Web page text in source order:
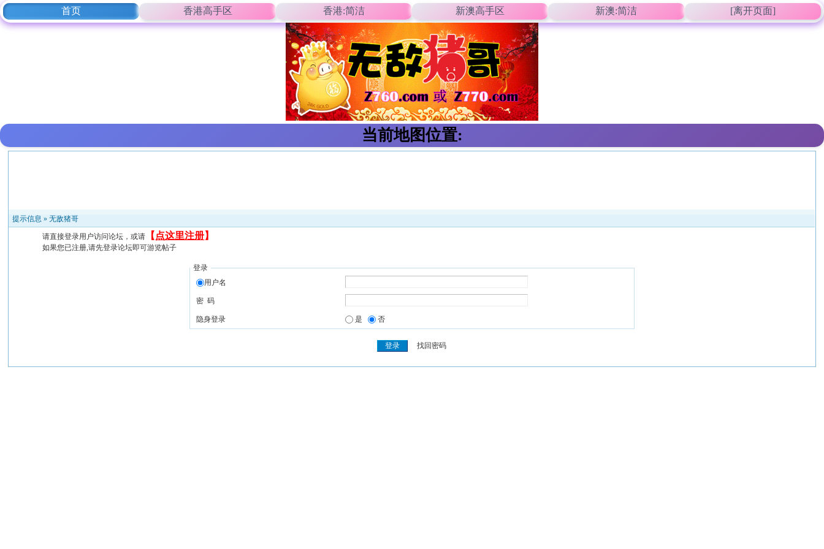
首页 香港高手区 香港:简洁 新澳高手区 新澳:简洁 [离开页面]
当前地图位置:
提示信息 »无敌猪哥
请直接登录用户访问论坛，或请 【 点这里注册】
如果您已注册,请先登录论坛即可游览帖子
登录
用户名
密 码
隐身登录 是 否
找回密码